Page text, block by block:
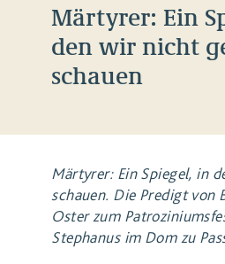
Märtyrer: Ein
den wir nicht
schauen
Märtyrer: Ein Spiegel, in
schauen. Die Predigt von
Oster zum
Stephanus im Dom zu